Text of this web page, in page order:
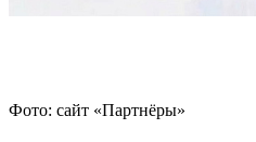
Фото: сайт «Партнёры»